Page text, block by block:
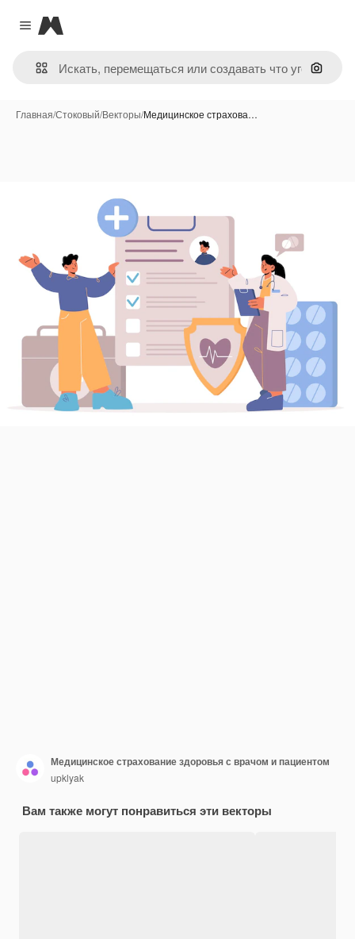
Close menu
Magnific
Поиск
Главная/Стоковый/Векторы/Медицинское страхова…
Медицинское страхование здоровья с врачом и пациентом
upklyak
Вам также могут понравиться эти векторы